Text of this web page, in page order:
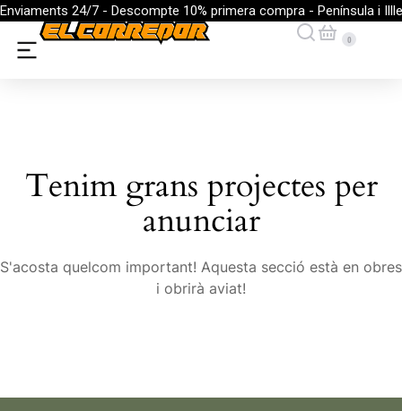
Enviaments 24/7 - Descompte 10% primera compra - Península i
Tenim grans projectes per
anunciar
S'acosta quelcom important! Aquesta secció està en obres
i obrirà aviat!